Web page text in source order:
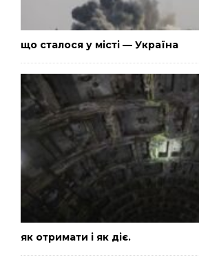
що сталося у місті — Україна
як отримати і як діє.